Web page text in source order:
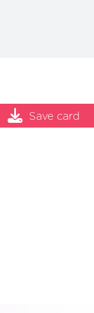
Save card